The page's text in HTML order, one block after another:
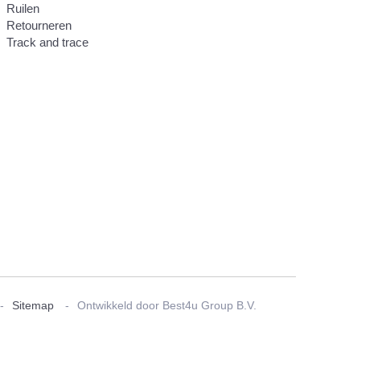
Ruilen
Retourneren
Track and trace
Sitemap Ontwikkeld door Best4u Group B.V.